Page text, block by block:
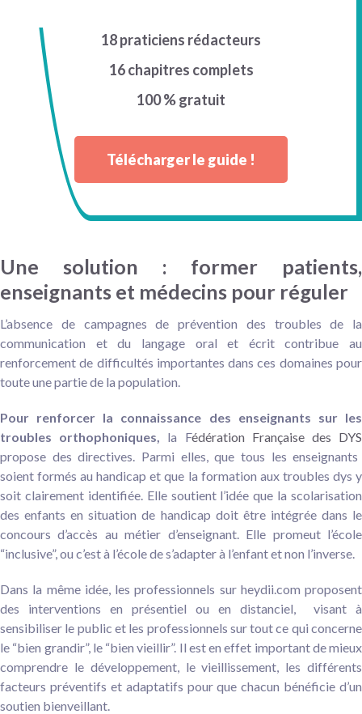
18 praticiens rédacteurs
16 chapitres complets
100 % gratuit
Télécharger le guide !
Une solution : former patients,
enseignants et médecins pour réguler
L’absence de campagnes de prévention des troubles de la
communication et du langage oral et écrit contribue au
renforcement de difficultés importantes dans ces domaines pour
toute une partie de la population.
Pour renforcer la connaissance des enseignants sur les
troubles orthophoniques, la Fédération Française des DYS
propose des directives. Parmi elles, que tous les enseignants
soient formés au handicap et que la formation aux troubles dys y
soit clairement identifiée. Elle soutient l’idée que la scolarisation
des enfants en situation de handicap doit être intégrée dans le
concours d’accès au métier d’enseignant. Elle promeut l’école
“inclusive”, ou c’est à l’école de s’adapter à l’enfant et non l’inverse.
Dans la même idée, les professionnels sur heydii.com proposent
des interventions en présentiel ou en distanciel, visant à
sensibiliser le public et les professionnels sur tout ce qui concerne
le “bien grandir”, le “bien vieillir”. Il est en effet important de mieux
comprendre le développement, le vieillissement, les différents
facteurs préventifs et adaptatifs pour que chacun bénéficie d’un
soutien bienveillant.